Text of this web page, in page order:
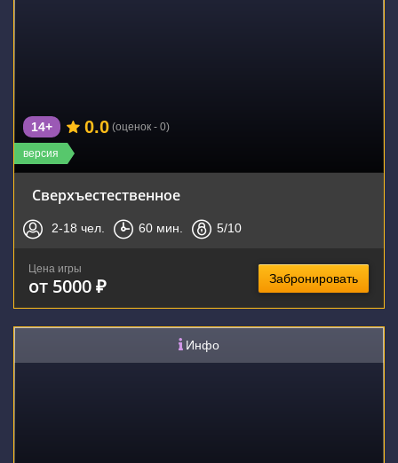
версия
14+ 0.0 (оценок - 0)
Сверхъестественное
2-18 чел. 60 мин. 5/10
Цена игры
от 5000 ₽ Забронировать
Инфо